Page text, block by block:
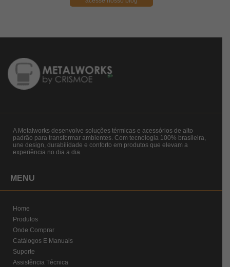
A Metalworks desenvolve soluções térmicas e acessórios de alto
padrão para transformar ambientes. Com tecnologia 100% brasileira,
une design, durabilidade e conforto em produtos que elevam a
experiência no dia a dia.
MENU
Home
Produtos
Onde Comprar
Catálogos E Manuais
Suporte
Assistência Técnica